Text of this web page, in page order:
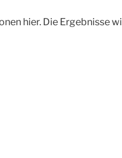
hier. Die Ergebnisse